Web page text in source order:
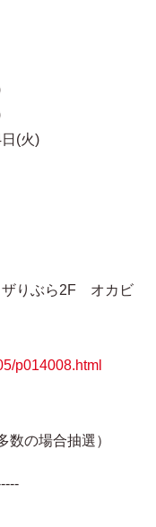
火)
りぶら2F オカビ
p014008.html
場合抽選）